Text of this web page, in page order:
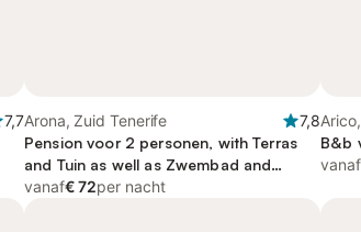
7,7Arona, Zuid Tenerife
7,8
Pension voor 2 personen, with Terras
and Tuin as well as Zwembad and
Uitzicht
vanaf€ 72per nacht
B&b
vanaf